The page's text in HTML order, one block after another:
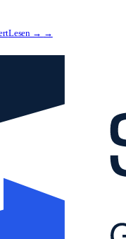
Lesen → →